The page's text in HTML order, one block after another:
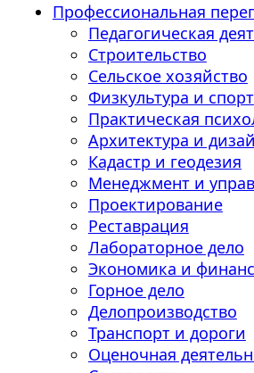
Профессиональная
Педагогическая
Строительство
Сельское хозяйство
Физкультура и спорт
Практическая
Архитектура и
Кадастр и геодезия
Менеджмент и
Проектирование
Реставрация
Лабораторное дело
Экономика и
Горное дело
Делопроизводство
Транспорт и дороги
Оценочная